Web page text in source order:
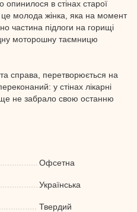
опинилося в стінах старої
молода жінка, яка на момент
частина підлоги на горищі
моторошну таємницю
справа, перетворюється на
у стінах лікарні
не забрало свою останню
Офсетна
Українська
Твердий